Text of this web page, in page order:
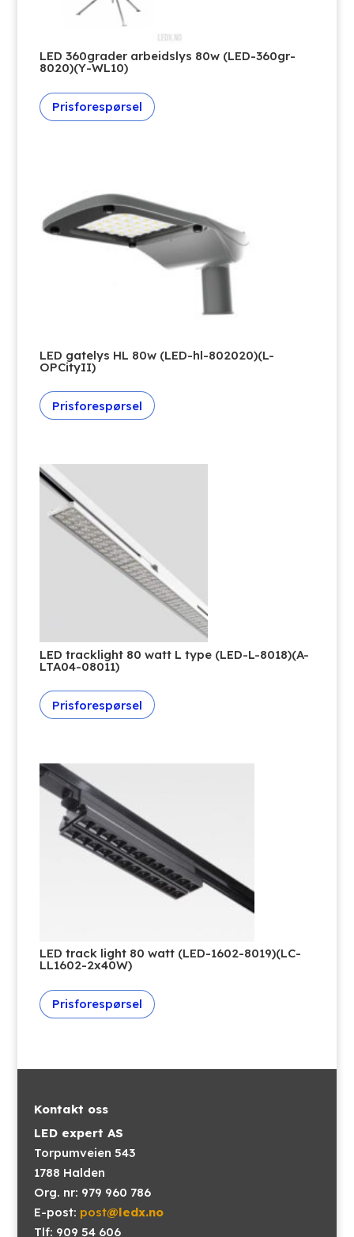
LED 360grader arbeidslys 80w (LED-360gr-
8020)(Y-WL10)
Prisforespørsel
LED gatelys HL 80w (LED-hl-802020)(L-
OPCityII)
Prisforespørsel
LED tracklight 80 watt L type (LED-L-8018)(A-
LTA04-08011)
Prisforespørsel
LED track light 80 watt (LED-1602-8019)(LC-
LL1602-2x40W)
Prisforespørsel
Kontakt oss
LED expert AS
Torpumveien 543
1788 Halden
Org. nr: 979 960 786
E-post: post@ledx.no
Tlf: 909 54 606